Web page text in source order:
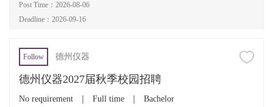
Post Time：2026-08-06
Deadline：2026-09-16
Follow 德州仪器
德州仪器2027届秋季校园招聘
No requirement Full time Bachelor